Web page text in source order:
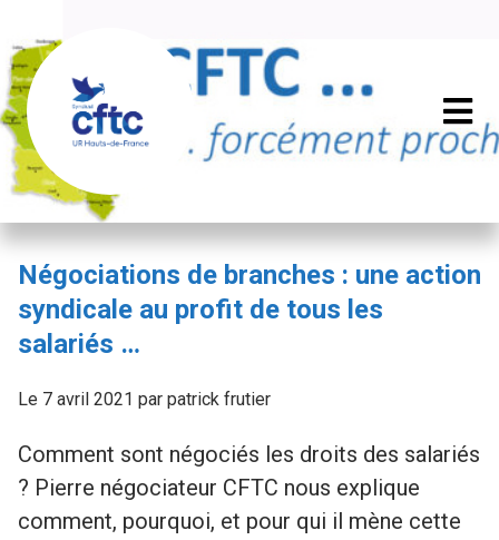
Négociations de branches : une action
syndicale au profit de tous les
salariés …
Le 7 avril 2021 par patrick frutier
Comment sont négociés les droits des salariés
? Pierre négociateur CFTC nous explique
comment, pourquoi, et pour qui il mène cette